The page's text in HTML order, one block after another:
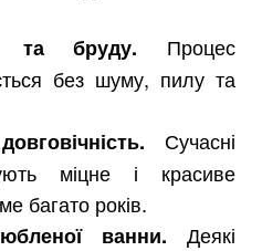
та бруду. Процес
без шуму, пилу та
Сучасні
міцне і красиве
багато років.
ванни. Деякі